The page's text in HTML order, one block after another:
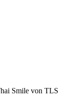
Smile von TLS